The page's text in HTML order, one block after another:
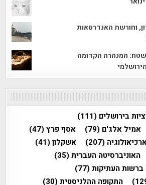
וחורשת האנדרטאות
המנהרה הקדומה
בירושלים (111)
אמיל אלג'ם (79) אסף פרץ(47)
(207) אשקלון(41)
האוניברסיטה העברית(35)
העתיקות(77)
התקופה ההלניסטית(30)